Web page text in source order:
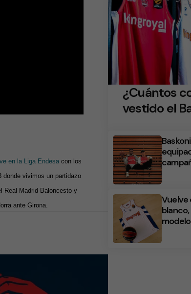
en la Liga Endesa con los
donde vivimos un partidazo
Real Madrid Baloncesto y
ante Girona.
¿Cuántos
vestido el
Vuelve
blanco,